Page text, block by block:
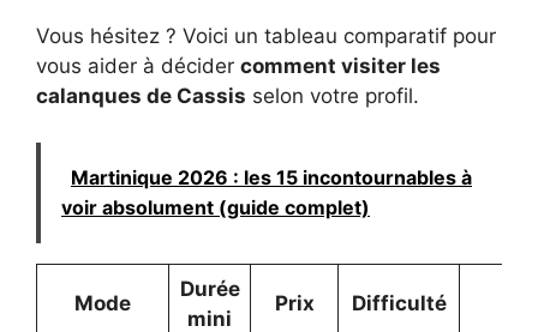
Vous hésitez ? Voici un tableau comparatif pour
vous aider à décider comment visiter les
calanques de Cassis selon votre profil.
Martinique 2026 : les 15 incontournables à
voir absolument (guide complet)
Mode
Durée
mini
Prix Difficulté